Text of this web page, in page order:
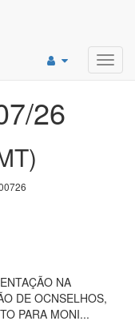
26
NA
DE OCNSELHOS,
PARA MONI...